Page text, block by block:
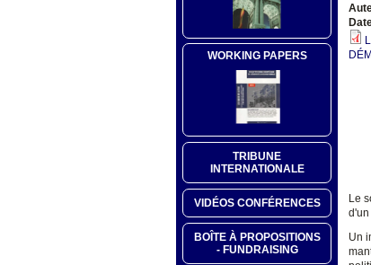
WORKING PAPERS
TRIBUNE
INTERNATIONALE
VIDÉOS CONFÉRENCES
BOÎTE À PROPOSITIONS
- FUNDRAISING
Le
Un